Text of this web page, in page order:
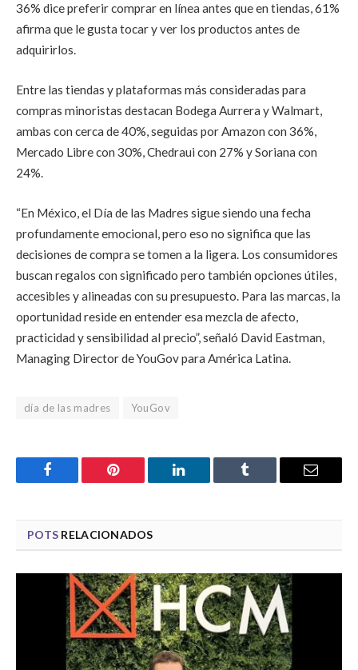
36% dice preferir comprar en línea antes que en tiendas, 61%
afirma que le gusta tocar y ver los productos antes de
adquirirlos.
Entre las tiendas y plataformas más consideradas para
compras minoristas destacan Bodega Aurrera y Walmart,
ambas con cerca de 40%, seguidas por Amazon con 36%,
Mercado Libre con 30%, Chedraui con 27% y Soriana con
24%.
“En México, el Día de las Madres sigue siendo una fecha
profundamente emocional, pero eso no significa que las
decisiones de compra se tomen a la ligera. Los consumidores
buscan regalos con significado pero también opciones útiles,
accesibles y alineadas con su presupuesto. Para las marcas, la
oportunidad reside en entender esa mezcla de afecto,
practicidad y sensibilidad al precio”, señaló David Eastman,
Managing Director de YouGov para América Latina.
día de las madres YouGov
Facebook Pinterest LinkedIn Tumblr Email
POTS RELACIONADOS